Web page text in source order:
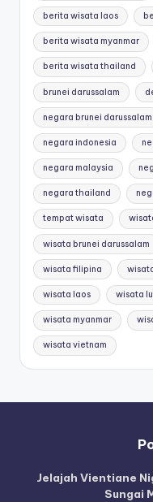
berita wisata laos
berita wisata myanmar
berita wisata thailand
brunei darussalam
negara brunei darussalam
negara indonesia
negara malaysia
negara thailand
tempat wisata
wisata brunei darussalam
wisata filipina
wisata laos wisata
wisata myanmar
wisata vietnam
Jelajah Vientiane
Sungai